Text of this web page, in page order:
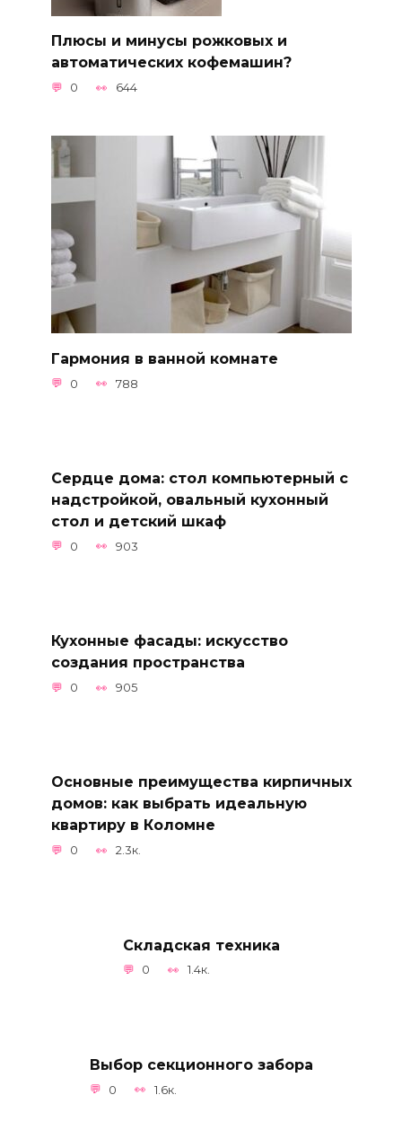
Плюсы и минусы рожковых и
автоматических кофемашин?
0 644
Гармония в ванной комнате
0 788
Сердце дома: стол компьютерный с
надстройкой, овальный кухонный
стол и детский шкаф
0 903
Кухонные фасады: искусство
создания пространства
0 905
Основные преимущества кирпичных
домов: как выбрать идеальную
квартиру в Коломне
0 2.3к.
Складская техника
0 1.4к.
Выбор секционного забора
0 1.6к.